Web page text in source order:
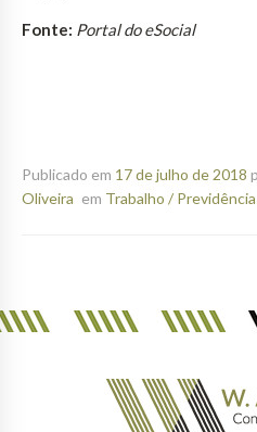
Fonte: Portal do eSocial
Publicado em 17 de julho de 2018
Oliveira em Trabalho / Previdência